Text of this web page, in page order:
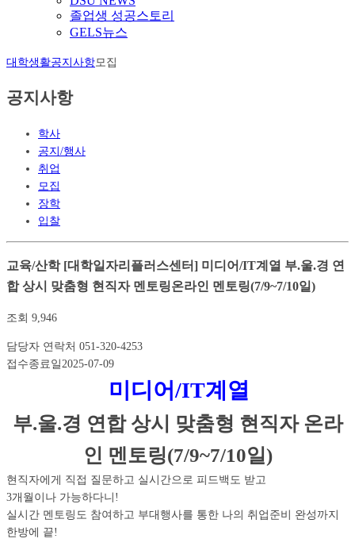
졸업생 성공스토리
GELS뉴스
대학생활공지사항모집
공지사항
학사
공지/행사
취업
모집
장학
입찰
교육/산학 [대학일자리플러스센터] 미디어/IT계열 부.울.경 연
합 상시 맞춤형 현직자 멘토링온라인 멘토링(7/9~7/10일)
조회 9,946
담당자 연락처 051-320-4253
접수종료일2025-07-09
미디어/IT계열
부.울.경 연합 상시 맞춤형 현직자 온라
인 멘토링(7/9~7/10일)
현직자에게 직접 질문하고 실시간으로 피드백도 받고
3개월이나 가능하다니!
실시간 멘토링도 참여하고 부대행사를 통한 나의 취업준비 완성까지
한방에 끝!